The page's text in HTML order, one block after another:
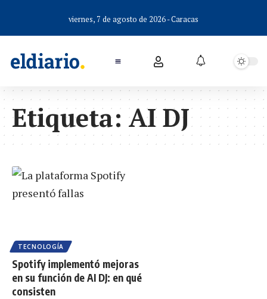
viernes, 7 de agosto de 2026 - Caracas
Etiqueta: AI DJ
TECNOLOGÍA
Spotify implementó mejoras
en su función de AI DJ: en qué
consisten